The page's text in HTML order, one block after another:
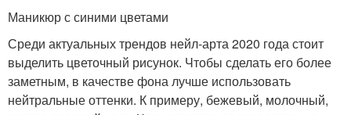
Маникюр с синими цветами
Среди актуальных трендов нейл-арта 2020 года стоит
выделить цветочный рисунок. Чтобы сделать его более
заметным, в качестве фона лучше использовать
нейтральные оттенки. К примеру, бежевый, молочный,